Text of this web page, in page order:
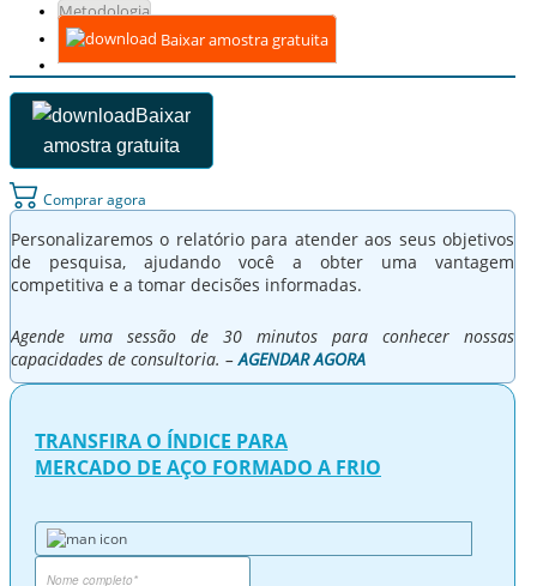
Metodologia
Baixar amostra gratuita
Baixar
amostra gratuita
Comprar agora
Personalizaremos o relatório para atender aos seus objetivos
de pesquisa, ajudando você a obter uma vantagem
competitiva e a tomar decisões informadas.
Agende uma sessão de 30 minutos para conhecer nossas
capacidades de consultoria. –AGENDAR AGORA
TRANSFIRA O ÍNDICE PARA
MERCADO DE AÇO FORMADO A FRIO